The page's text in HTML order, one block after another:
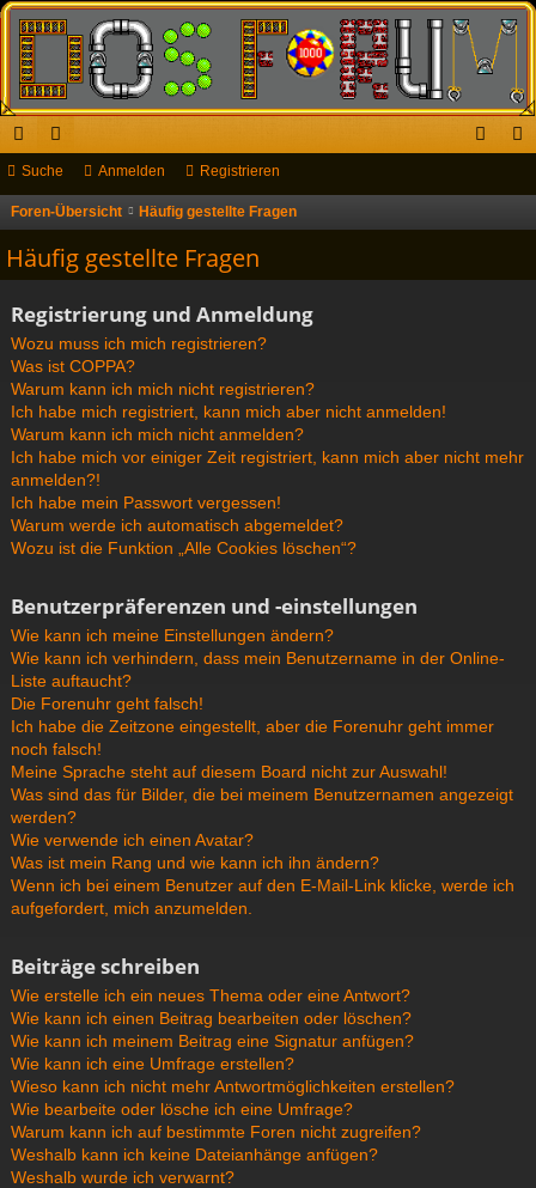
ch
ne
ug
riff
or
en
de re
Suche Anmelden Registrieren
Foren-Übersicht Häufig gestellte Fragen
Häufig gestellte Fragen
Registrierung und Anmeldung
Wozu muss ich mich registrieren?
Was ist COPPA?
Warum kann ich mich nicht registrieren?
Ich habe mich registriert, kann mich aber nicht anmelden!
Warum kann ich mich nicht anmelden?
Ich habe mich vor einiger Zeit registriert, kann mich aber nicht mehr
anmelden?!
Ich habe mein Passwort vergessen!
Warum werde ich automatisch abgemeldet?
Wozu ist die Funktion „Alle Cookies löschen“?
Benutzerpräferenzen und -einstellungen
Wie kann ich meine Einstellungen ändern?
Wie kann ich verhindern, dass mein Benutzername in der Online-
Liste auftaucht?
Die Forenuhr geht falsch!
Ich habe die Zeitzone eingestellt, aber die Forenuhr geht immer
noch falsch!
Meine Sprache steht auf diesem Board nicht zur Auswahl!
Was sind das für Bilder, die bei meinem Benutzernamen angezeigt
werden?
Wie verwende ich einen Avatar?
Was ist mein Rang und wie kann ich ihn ändern?
Wenn ich bei einem Benutzer auf den E-Mail-Link klicke, werde ich
aufgefordert, mich anzumelden.
Beiträge schreiben
Wie erstelle ich ein neues Thema oder eine Antwort?
Wie kann ich einen Beitrag bearbeiten oder löschen?
Wie kann ich meinem Beitrag eine Signatur anfügen?
Wie kann ich eine Umfrage erstellen?
Wieso kann ich nicht mehr Antwortmöglichkeiten erstellen?
Wie bearbeite oder lösche ich eine Umfrage?
Warum kann ich auf bestimmte Foren nicht zugreifen?
Weshalb kann ich keine Dateianhänge anfügen?
Weshalb wurde ich verwarnt?